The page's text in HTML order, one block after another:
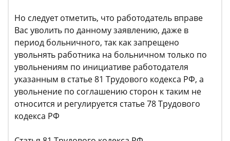
Но следует отметить, что работодатель вправе
Вас уволить по данному заявлению, даже в
период больничного, так как запрещено
увольнять работника на больничном только по
увольнениям по инициативе работодателя
указанным в статье 81 Трудового кодекса РФ, а
увольнение по соглашению сторон к таким не
относится и регулируется статье 78 Трудового
кодекса РФ